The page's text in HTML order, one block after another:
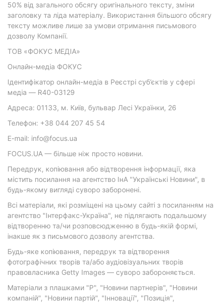
50% від загального обсягу оригінального тексту, зміни
заголовку та ліда матеріалу. Використання більшого обсягу
тексту можливе лише за умови отримання письмового
дозволу Компанії.
ТОВ «ФОКУС МЕДІА»
Онлайн-медіа ФОКУС
Ідентифікатор онлайн-медіа в Реєстрі суб’єктів у сфері
медіа — R40-03129
Адреса: 01133, м. Київ, бульвар Лесі Українки, 26
Телефон: +38 044 207 45 54
E-mail: info@focus.ua
FOCUS.UA — більше ніж просто новини.
Передрук, копіювання або відтворення інформації, яка
містить посилання на агентство ІнА "Українські Новини", в
будь-якому вигляді суворо заборонені.
Всі матеріали, які розміщені на цьому сайті з посиланням на
агентство "Інтерфакс-Україна", не підлягають подальшому
відтворенню та/чи розповсюдженню в будь-якій формі,
інакше як з письмового дозволу агентства.
Будь-яке копіювання, передрук та відтворення
фотографічних творів та/або аудіовізуальних творів
правовласника Getty Images — суворо забороняється.
Матеріали з плашками "Р", "Новини партнерів", "Новини
компаній", "Новини партій", "Інновації", "Позиція",